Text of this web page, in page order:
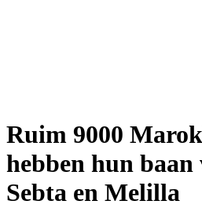
Ruim 9000
hebben hun
Sebta en Melilla